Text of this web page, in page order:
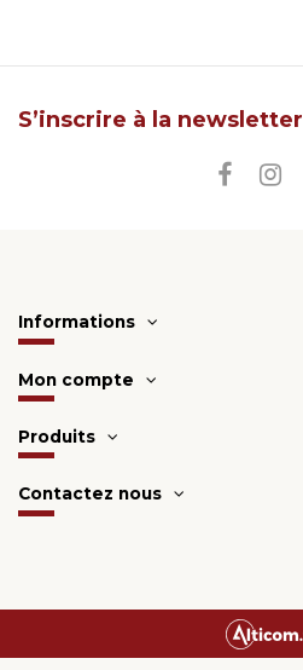
S’inscrire à la newsletter
Informations
Mon compte
Produits
Contactez nous